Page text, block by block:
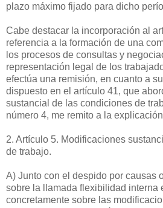
plazo máximo fijado para dicho
Cabe destacar la incorporación al
referencia a la formación de una
los procesos de consultas y
representación legal de los
efectúa una remisión, en cuanto a
dispuesto en el artículo 41, que
sustancial de las condiciones de
número 4, me remito a la
2. Artículo 5. Modificaciones
de trabajo.
A) Junto con el despido por causas
sobre la llamada flexibilidad interna
concretamente sobre las